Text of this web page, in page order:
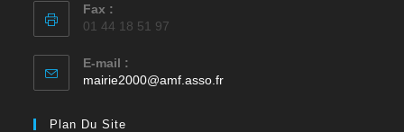
Fax :
01 44 18 51 97
E-mail :
mairie2000@amf.asso.fr
Plan Du Site